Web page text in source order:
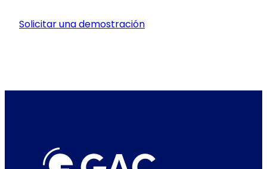
Solicitar una demostración